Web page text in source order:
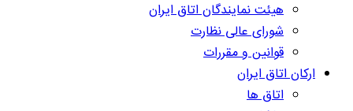
هیئت نمایندگان اتاق ایران
شورای عالی نظارت
قوانین و مقررات
ارکان اتاق ایران
اتاق ها